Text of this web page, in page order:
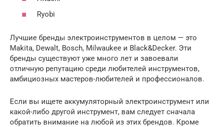
Ryobi
Лучшие бренды электроинструментов в целом — это
Makita, Dewalt, Bosch, Milwaukee и Black&Decker. Эти
бренды существуют уже много лет и завоевали
отличную репутацию среди любителей инструментов,
амбициозных мастеров-любителей и профессионалов.
Если вы ищете аккумуляторный электроинструмент или
какой-либо другой инструмент, вам следует сначала
обратить внимание на любой из этих брендов. Кроме